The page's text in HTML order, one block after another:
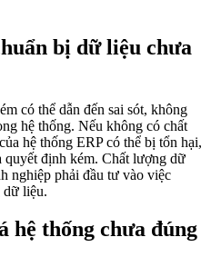
bị dữ liệu chưa
có thể dẫn đến sai sót, không
hệ thống. Nếu không có chất
hệ thống ERP có thể bị tổn hại,
quyết định kém. Chất lượng dữ
nghiệp phải đầu tư vào việc
dữ liệu.
hệ thống chưa đúng